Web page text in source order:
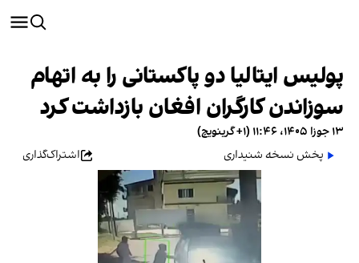
پولیس ایتالیا دو پاکستانی را به اتهام
سوزاندن کارگران افغان بازداشت کرد
۱۳ جوزا ۱۴۰۵، ۱۱:۴۶ (‎+۱ گرینویچ)
پخش نسخه شنیداری
اشتراک‌گذاری